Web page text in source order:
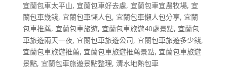
宜蘭包車太平山, 宜蘭包車好去處, 宜蘭包車宜農牧場, 宜
蘭包車幾錢, 宜蘭包車懶人包, 宜蘭包車懶人包分享, 宜蘭
包車推薦, 宜蘭包車旅遊, 宜蘭包車旅遊40處景點, 宜蘭包
車旅遊兩天一夜, 宜蘭包車旅遊公司, 宜蘭包車旅遊多少錢,
宜蘭包車旅遊推薦, 宜蘭包車旅遊推薦景點, 宜蘭包車旅遊
景點, 宜蘭包車旅遊景點整理, 清水地熱包車